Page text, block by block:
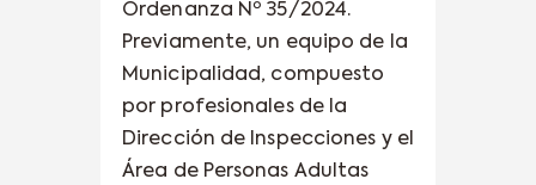
Ordenanza Nº 35/2024.
Previamente, un equipo de la
Municipalidad, compuesto
por profesionales de la
Dirección de Inspecciones y el
Área de Personas Adultas